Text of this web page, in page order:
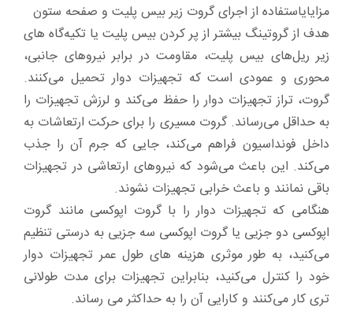
مزایایاستفاده از اجرای گروت زیر بیس پلیت و صفحه ستون
هدف از گروتینگ بیشتر از پر کردن بیس پلیت یا تکیه‌گاه های
زیر ریل‌های بیس پلیت، مقاومت در برابر نیروهای جانبی،
محوری و عمودی است که تجهیزات دوار تحمیل می‌کنند.
گروت، تراز تجهیزات دوار را حفظ می‌کند و لرزش تجهیزات را
به حداقل می‌رساند. گروت مسیری را برای حرکت ارتعاشات به
داخل فونداسیون فراهم می‌کند، جایی که جرم آن را جذب
می‌کند. این باعث می‌شود که نیروهای ارتعاشی در تجهیزات
باقی نمانند و باعث خرابی تجهیزات نشوند.
هنگامی که تجهیزات دوار را با گروت اپوکسی مانند گروت
اپوکسی دو جزیی یا گروت اپوکسی سه جزیی به درستی تنظیم
می‌کنید، به طور موثری هزینه های طول عمر تجهیزات دوار
خود را کنترل می‌کنید، بنابراین تجهیزات برای مدت طولانی
تری کار می‌کنند و کارایی آن را به حداکثر می رساند.